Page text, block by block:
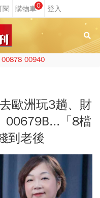
0
00878 00940
歐洲玩3趟、財
00679B...「8檔
到老後